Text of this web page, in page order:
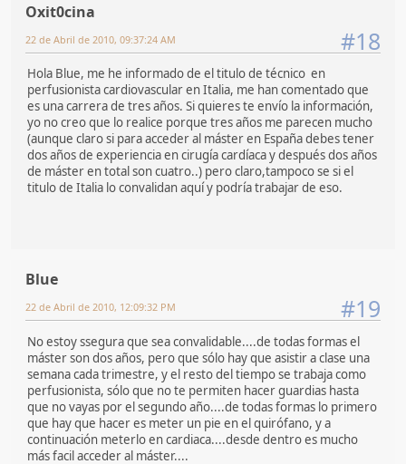
Oxit0cina
#18
22 de Abril de 2010, 09:37:24 AM
Hola Blue, me he informado de el titulo de técnico en
perfusionista cardiovascular en Italia, me han comentado que
es una carrera de tres años. Si quieres te envío la información,
yo no creo que lo realice porque tres años me parecen mucho
(aunque claro si para acceder al máster en España debes tener
dos años de experiencia en cirugía cardíaca y después dos años
de máster en total son cuatro..) pero claro,tampoco se si el
titulo de Italia lo convalidan aquí y podría trabajar de eso.
Blue
#19
22 de Abril de 2010, 12:09:32 PM
No estoy ssegura que sea convalidable....de todas formas el
máster son dos años, pero que sólo hay que asistir a clase una
semana cada trimestre, y el resto del tiempo se trabaja como
perfusionista, sólo que no te permiten hacer guardias hasta
que no vayas por el segundo año....de todas formas lo primero
que hay que hacer es meter un pie en el quirófano, y a
continuación meterlo en cardiaca....desde dentro es mucho
más facil acceder al máster....